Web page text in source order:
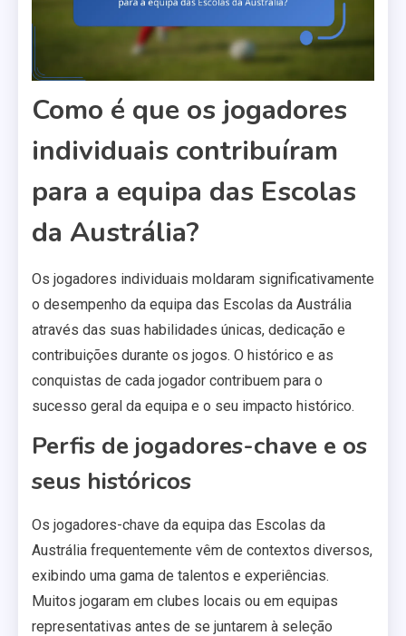
Como é que os jogadores
individuais contribuíram
para a equipa das Escolas
da Austrália?
Os jogadores individuais moldaram significativamente
o desempenho da equipa das Escolas da Austrália
através das suas habilidades únicas, dedicação e
contribuições durante os jogos. O histórico e as
conquistas de cada jogador contribuem para o
sucesso geral da equipa e o seu impacto histórico.
Perfis de jogadores-chave e os
seus históricos
Os jogadores-chave da equipa das Escolas da
Austrália frequentemente vêm de contextos diversos,
exibindo uma gama de talentos e experiências.
Muitos jogaram em clubes locais ou em equipas
representativas antes de se juntarem à seleção